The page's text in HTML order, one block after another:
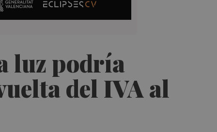
luz podría
del IVA al